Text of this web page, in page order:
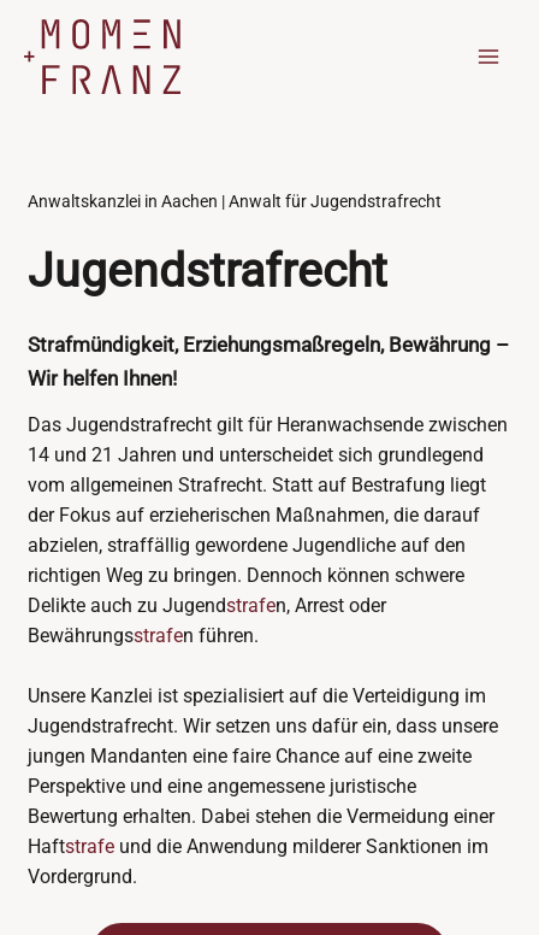
Inhalt
springen
Anwaltskanzlei in Aachen | Anwalt für Jugendstrafrecht
Jugendstrafrecht
Strafmündigkeit, Erziehungsmaßregeln, Bewährung –
Wir helfen Ihnen!
Das Jugendstrafrecht gilt für Heranwachsende zwischen
14 und 21 Jahren und unterscheidet sich grundlegend
vom allgemeinen Strafrecht. Statt auf Bestrafung liegt
der Fokus auf erzieherischen Maßnahmen, die darauf
abzielen, straffällig gewordene Jugendliche auf den
richtigen Weg zu bringen. Dennoch können schwere
Delikte auch zu Jugendstrafen, Arrest oder
Bewährungsstrafen führen.
Unsere Kanzlei ist spezialisiert auf die Verteidigung im
Jugendstrafrecht. Wir setzen uns dafür ein, dass unsere
jungen Mandanten eine faire Chance auf eine zweite
Perspektive und eine angemessene juristische
Bewertung erhalten. Dabei stehen die Vermeidung einer
Haftstrafe und die Anwendung milderer Sanktionen im
Vordergrund.